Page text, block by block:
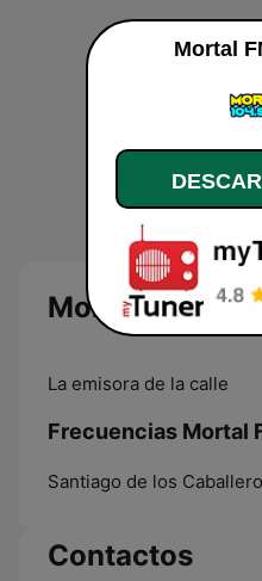
Mortal FM
La emisora de la calle
Frecuencias Mortal
Santiago de los
Contactos
Mortal